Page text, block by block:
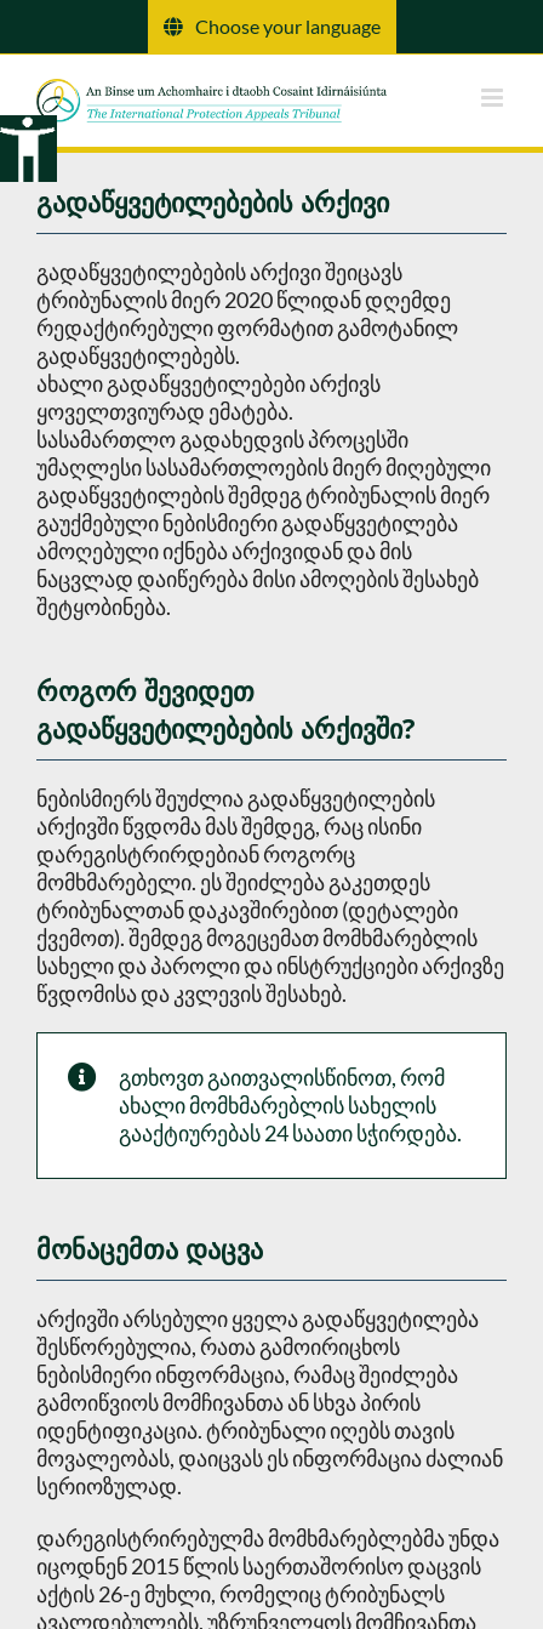
Choose your language
გადაწყვეტილებების არქივი
გადაწყვეტილებების არქივი შეიცავს
ტრიბუნალის მიერ 2020 წლიდან დღემდე
რედაქტირებული ფორმატით გამოტანილ
გადაწყვეტილებებს.
ახალი გადაწყვეტილებები არქივს
ყოველთვიურად ემატება.
სასამართლო გადახედვის პროცესში
უმაღლესი სასამართლოების მიერ მიღებული
გადაწყვეტილების შემდეგ ტრიბუნალის მიერ
გაუქმებული ნებისმიერი გადაწყვეტილება
ამოღებული იქნება არქივიდან და მის
ნაცვლად დაიწერება მისი ამოღების შესახებ
შეტყობინება.
როგორ შევიდეთ
გადაწყვეტილებების არქივში?
ნებისმიერს შეუძლია გადაწყვეტილების
არქივში წვდომა მას შემდეგ, რაც ისინი
დარეგისტრირდებიან როგორც
მომხმარებელი. ეს შეიძლება გაკეთდეს
ტრიბუნალთან დაკავშირებით (დეტალები
ქვემოთ). შემდეგ მოგეცემათ მომხმარებლის
სახელი და პაროლი და ინსტრუქციები არქივზე
წვდომისა და კვლევის შესახებ.
გთხოვთ გაითვალისწინოთ, რომ
ახალი მომხმარებლის სახელის
გააქტიურებას 24 საათი სჭირდება.
მონაცემთა დაცვა
არქივში არსებული ყველა გადაწყვეტილება
შესწორებულია, რათა გამოირიცხოს
ნებისმიერი ინფორმაცია, რამაც შეიძლება
გამოიწვიოს მომჩივანთა ან სხვა პირის
იდენტიფიკაცია. ტრიბუნალი იღებს თავის
მოვალეობას, დაიცვას ეს ინფორმაცია ძალიან
სერიოზულად.
დარეგისტრირებულმა მომხმარებლებმა უნდა
იცოდნენ 2015 წლის საერთაშორისო დაცვის
აქტის 26-ე მუხლი, რომელიც ტრიბუნალს
ავალდებულებს, უზრუნველყოს მომჩივანთა